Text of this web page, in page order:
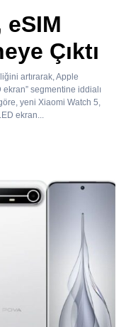
Çıktı
artırarak, Apple
segmentine iddialı
yeni Xiaomi Watch 5,
ekran...